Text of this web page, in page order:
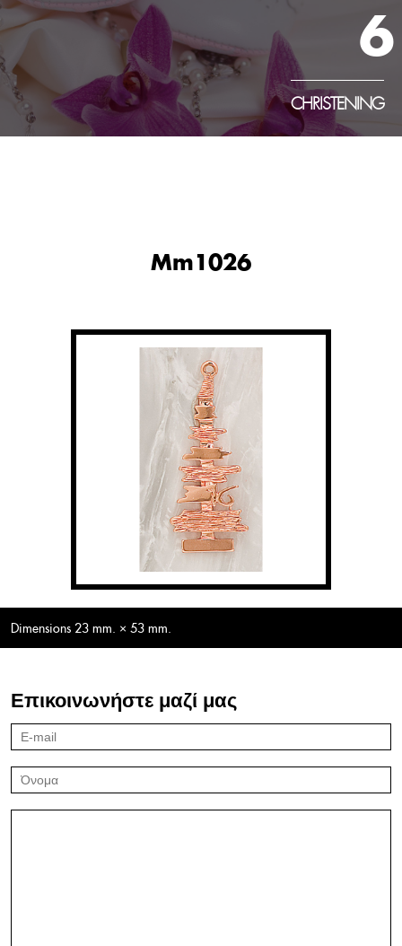
6
CHRISTENING
Mm1026
Dimensions 23 mm. × 53 mm.
Επικοινωνήστε μαζί μας